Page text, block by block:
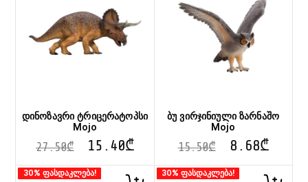
დინოზავრი ტრიცერატოპსი
Mojo
27.50₾ 15.40₾
ბუ ვირჯინიული ზარნაშო
Mojo
15.50₾ 8.68₾
30% ფასდაკლება!
30% ფასდაკლება!